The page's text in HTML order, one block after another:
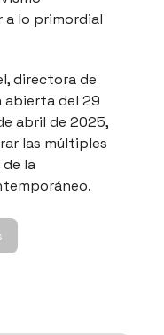
a lo primordial
directora de
abierta del 29
abril de 2025,
las múltiples
la